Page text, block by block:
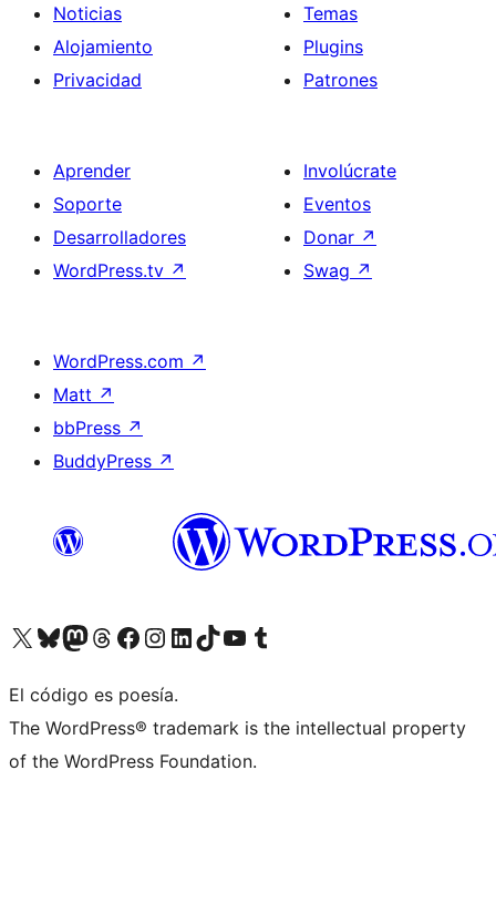
Noticias
Alojamiento
Privacidad
Temas
Plugins
Patrones
Aprender
Soporte
Desarrolladores
WordPress.tv ↗
Involúcrate
Eventos
Donar ↗
Swag ↗
WordPress.com ↗
Matt ↗
bbPress ↗
BuddyPress ↗
Visita nuestra cuenta de X (anteriormente Twitter)
Visita nuestra cuenta de Bluesky
Visita nuestra cuenta de Mastodon
Visita nuestra cuenta de Threads
Visita nuestra página de Facebook
Visita nuestra cuenta de Instagram
Visita nuestra cuenta de LinkedIn
Visita nuestra cuenta de TikTok
Visita nuestro canal de YouTube
Visita nuestra cuenta de Tumblr
El código es poesía.
The WordPress® trademark is the intellectual property
of the WordPress Foundation.